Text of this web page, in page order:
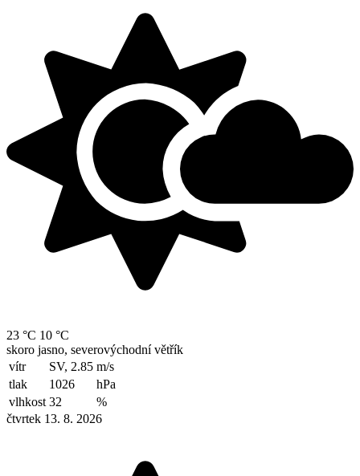
23 °C 10 °C
skoro jasno, severovýchodní větřík
vítr
SV, 2.85 m/s
tlak
1026
hPa
vlhkost 32
%
čtvrtek 13. 8. 2026